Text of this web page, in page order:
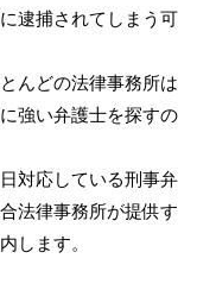
逮捕されてしまう可
んどの法律事務所は
強い弁護士を探すの
対応している刑事弁
法律事務所が提供す
します。